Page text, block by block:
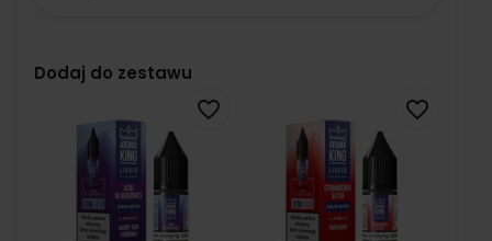
Dodaj do zestawu
favorite_border favorite_border